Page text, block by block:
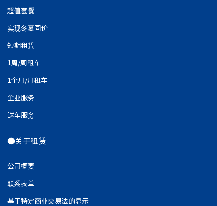
超值套餐
实现冬夏同价
短期租赁
1周/周租车
1个月/月租车
企业服务
送车服务
●关于租赁
公司概要
联系表单
基于特定商业交易法的显示